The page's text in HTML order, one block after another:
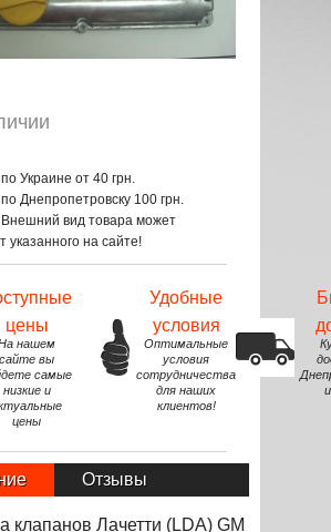
Украине от 40 грн.
Днепропетровску 100 грн.
вид товара может
указанного на сайте!
цены
нашем
сайте вы
самые
низкие и
цены
Удобные
условия
Оптимальные
условия
сотрудничества
для наших
клиентов!
Отзывы
клапанов Лачетти (LDA) GM